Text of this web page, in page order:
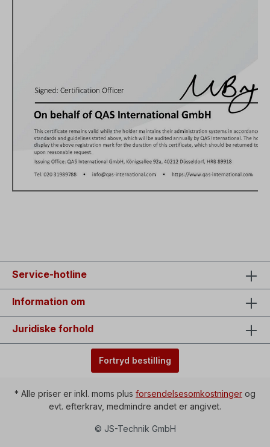
Service-hotline
Information om
Juridiske forhold
Fortryd bestilling
* Alle priser er inkl. moms plus forsendelsesomkostninger og
evt. efterkrav, medmindre andet er angivet.
© JS-Technik GmbH